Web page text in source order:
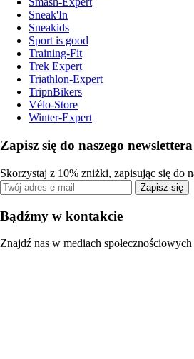
Sneak'In
Sneakids
Sport is good
Training-Fit
Trek Expert
Triathlon-Expert
TripnBikers
Vélo-Store
Winter-Expert
Zapisz się do naszego newslettera
Skorzystaj z 10% zniżki, zapisując się do
Zapisz się
Bądźmy w kontakcie
Znajdź nas w mediach społecznościowych